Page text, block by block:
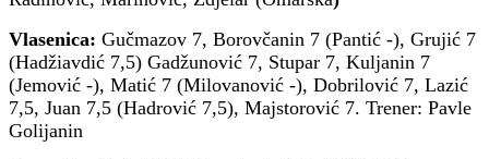
Vlasenica: Gučmazov 7, Borovčanin 7 (Pantić -), Grujić 7
(Hadžiavdić 7,5) Gadžunović 7, Stupar 7, Kuljanin 7
(Jemović -), Matić 7 (Milovanović -), Dobrilović 7, Lazić
7,5, Juan 7,5 (Hadrović 7,5), Majstorović 7. Trener: Pavle
Golijanin